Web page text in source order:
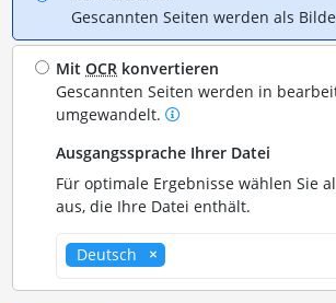
Gescannten Seiten werden als
MitOCR konvertieren
Gescannten Seiten werden in
umgewandelt.
Ausgangssprache Ihrer Datei
Für optimale Ergebnisse wählen Sie
aus, die Ihre Datei enthält.
Deutsch